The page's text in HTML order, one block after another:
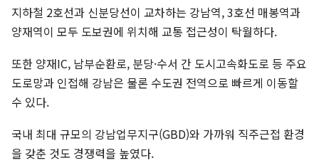
지하철 2호선과 신분당선이 교차하는 강남역, 3호선 매봉역과
양재역이 모두 도보권에 위치해 교통 접근성이 탁월하다.
또한 양재IC, 남부순환로, 분당·수서 간 도시고속화도로 등 주요
도로망과 인접해 강남은 물론 수도권 전역으로 빠르게 이동할
수 있다.
국내 최대 규모의 강남업무지구(GBD)와 가까워 직주근접 환경
을 갖춘 것도 경쟁력을 높였다.